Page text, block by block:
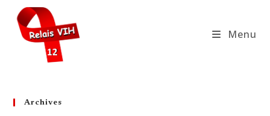
content
Menu
Archives